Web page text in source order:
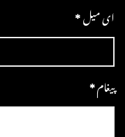
ای میل*
پیغام*